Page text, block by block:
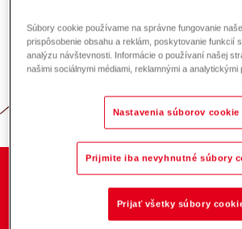
Zodpovednosť za
prostredie
O spoločnosti
Súbory cookie používame na správne fungovanie
prispôsobenie obsahu a reklám, poskytovanie funkcií
analýzu návštevnosti. Informácie o používaní našej
našimi sociálnymi médiami, reklamnými a analytickými
Nastavenia súborov cookie
Prijmite iba nevyhnutné súbory
Prijať všetky súbory